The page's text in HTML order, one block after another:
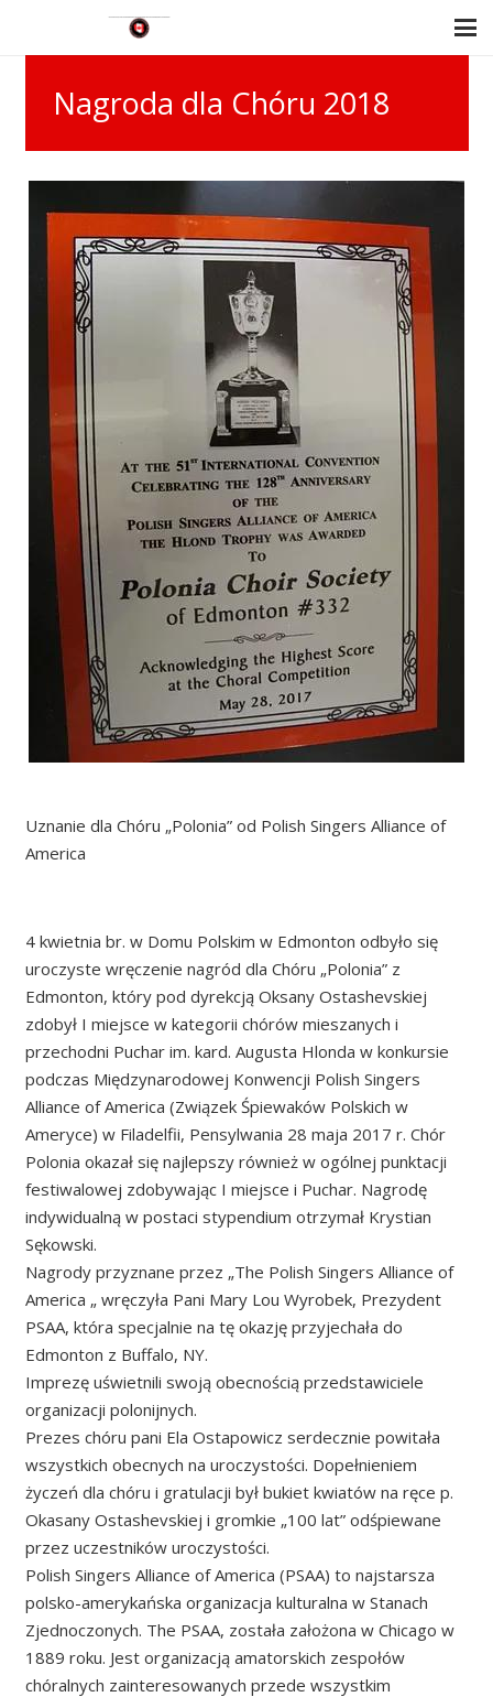
Nagroda dla Chóru 2018
Uznanie dla Chóru „Polonia” od Polish Singers Alliance of
America
4 kwietnia br. w Domu Polskim w Edmonton odbyło się
uroczyste wręczenie nagród dla Chóru „Polonia” z
Edmonton, który pod dyrekcją Oksany Ostashevskiej
zdobył I miejsce w kategorii chórów mieszanych i
przechodni Puchar im. kard. Augusta Hlonda w konkursie
podczas Międzynarodowej Konwencji Polish Singers
Alliance of America (Związek Śpiewaków Polskich w
Ameryce) w Filadelfii, Pensylwania 28 maja 2017 r. Chór
Polonia okazał się najlepszy również w ogólnej punktacji
festiwalowej zdobywając I miejsce i Puchar. Nagrodę
indywidualną w postaci stypendium otrzymał Krystian
Sękowski.
Nagrody przyznane przez „The Polish Singers Alliance of
America „ wręczyła Pani Mary Lou Wyrobek, Prezydent
PSAA, która specjalnie na tę okazję przyjechała do
Edmonton z Buffalo, NY.
Imprezę uświetnili swoją obecnością przedstawiciele
organizacji polonijnych.
Prezes chóru pani Ela Ostapowicz serdecznie powitała
wszystkich obecnych na uroczystości. Dopełnieniem
życzeń dla chóru i gratulacji był bukiet kwiatów na ręce p.
Okasany Ostashevskiej i gromkie „100 lat” odśpiewane
przez uczestników uroczystości.
Polish Singers Alliance of America (PSAA) to najstarsza
polsko-amerykańska organizacja kulturalna w Stanach
Zjednoczonych. The PSAA, została założona w Chicago w
1889 roku. Jest organizacją amatorskich zespołów
chóralnych zainteresowanych przede wszystkim